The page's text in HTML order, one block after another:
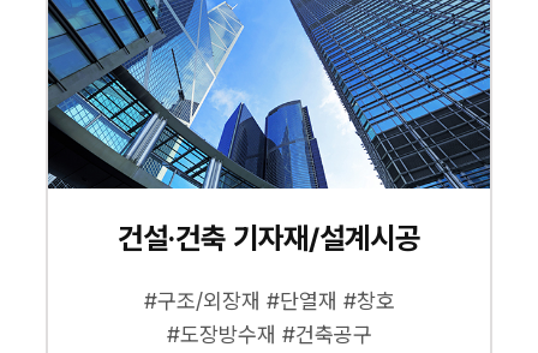
건설·건축 기자재/설계시공
#구조/외장재 #단열재 #창호
#도장방수재 #건축공구